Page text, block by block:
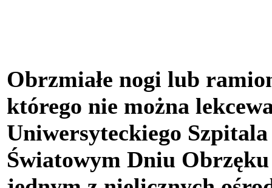
Obrzmiałe nogi lub
którego nie można
Uniwersyteckiego
Światowym Dniu